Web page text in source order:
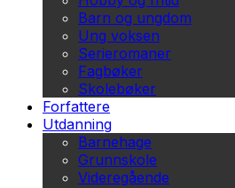
Barn og ungdom
Ung voksen
Serieromaner
Fagbøker
Skolebøker
Forfattere
Utdanning
Barnehage
Grunnskole
Videregående